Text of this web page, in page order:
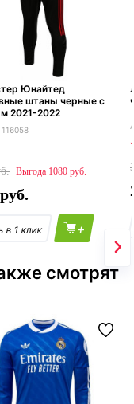
Юнайтед
штаны черные с
2021-2022
116058
1080
+
смотрят